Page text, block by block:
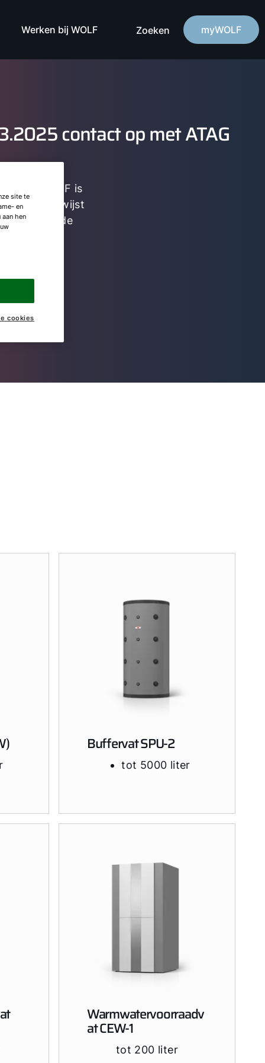
Werken bij WOLF Zoeken myWOLF
contact op met ATAG
van WOLF is
knop verwijst
u nog wel de
Buffervat SPU-2
tot 5000 liter
Warmwatervoorraadv
at CEW-1
tot 200 liter
site te
en
hen
cookies